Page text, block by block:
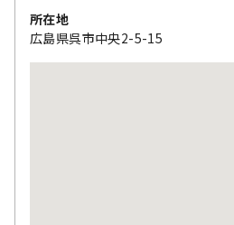
所在地
広島県呉市中央2-5-15